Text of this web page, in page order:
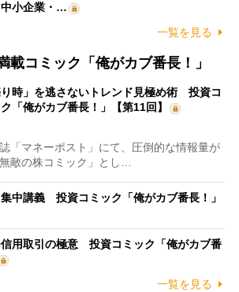
小企業・…
一覧を見る
載コミック「俺がカブ番長！」
り時」を逃さないトレンド見極め術 投資コ
「俺がカブ番長！」【第11回】
「マネーポスト」にて、圧倒的な情報量が
敵の株コミック」とし…
中講義 投資コミック「俺がカブ番長！」
用取引の極意 投資コミック「俺がカブ番
一覧を見る